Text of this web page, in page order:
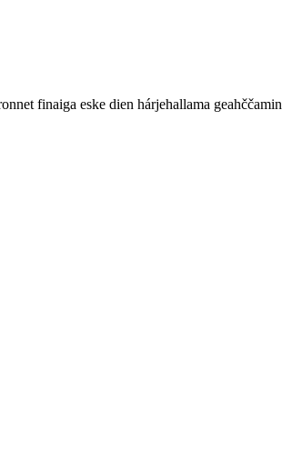
finaiga eske dien hárjehallama geahččamin